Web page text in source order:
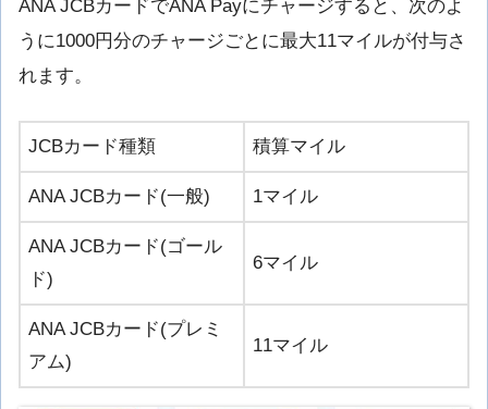
ANA JCBカードでANA Payにチャージすると、次のよ
うに1000円分のチャージごとに最大11マイルが付与さ
れます。
JCBカード種類 積算マイル
ANA JCBカード(一般) 1マイル
ANA JCBカード(ゴール
ド)
6マイル
ANA JCBカード(プレミ
アム)
11マイル